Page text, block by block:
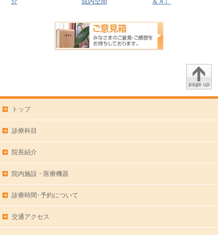
トップ
診療科目
院長紹介
院内施設・医療機器
診療時間･予約について
交通アクセス